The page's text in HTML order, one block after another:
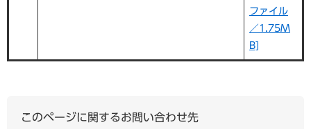
ファイル
／1.75M
B]
このページに関するお問い合わせ先